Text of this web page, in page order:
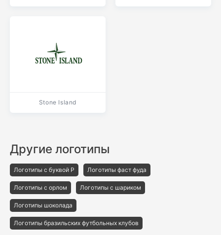
Stone Island
Другие логотипы
Логотипы с буквой P Логотипы фаст фуда
Логотипы с орлом Логотипы с шариком
Логотипы шоколада
Логотипы бразильских футбольных клубов